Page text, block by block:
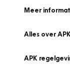
Meer
Alles over APK
APK